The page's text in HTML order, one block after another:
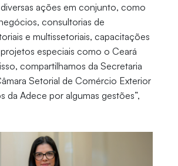
diversas ações em conjunto, como
consultorias de
e multissetoriais, capacitações
especiais como o Ceará
compartilhamos da Secretaria
Setorial de Comércio Exterior
da Adece por algumas gestões”,